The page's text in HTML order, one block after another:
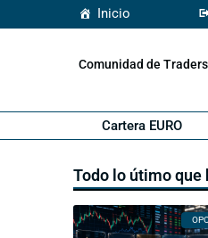
Inicio
Comunidad de
Cartera EURO
Todo lo útimo